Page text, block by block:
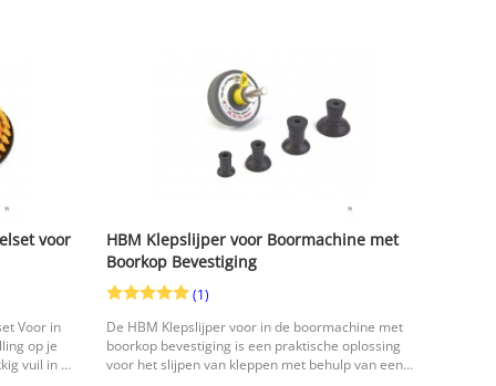
met
voor
Voor in
op je
vuil in en
HBM Klepslijper voor Boormachine met
Boorkop Bevestiging
(1)
De HBM Klepslijper voor in de boormachine met
boorkop bevestiging is een praktische oplossing
voor het slijpen van kleppen met behulp van een